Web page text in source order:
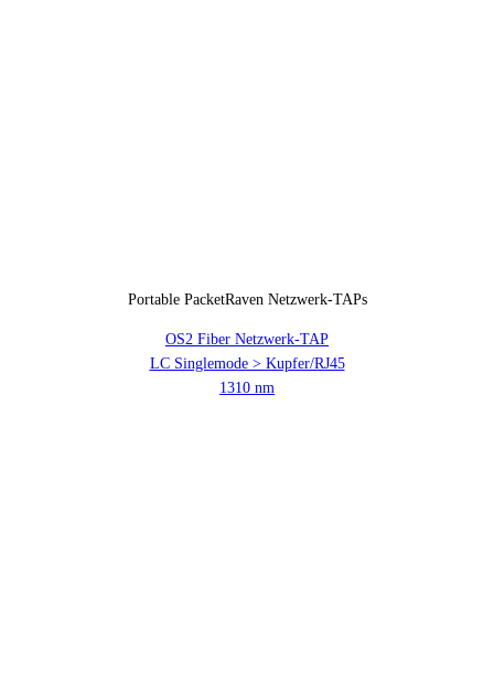
Portable PacketRaven Netzwerk-TAPs
OS2 Fiber Netzwerk-TAP
LC Singlemode > Kupfer/RJ45
1310 nm